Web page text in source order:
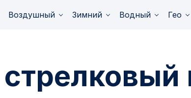
Воздушный Зимний Водный Гео